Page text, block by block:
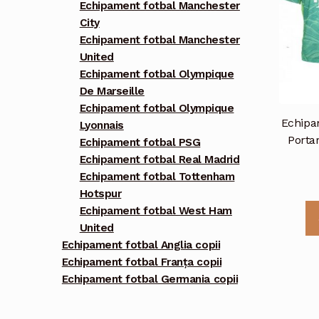
Echipament fotbal Manchester
City
Echipament fotbal Manchester
United
Echipament fotbal Olympique
De Marseille
Echipament fotbal Olympique
Lyonnais
Echipament fotbal PSG
Echipament fotbal Real Madrid
Echipament fotbal Tottenham
Hotspur
Echipament fotbal West Ham
United
Echipament fotbal Anglia copii
Echipament fotbal Franța copii
Echipament fotbal Germania copii